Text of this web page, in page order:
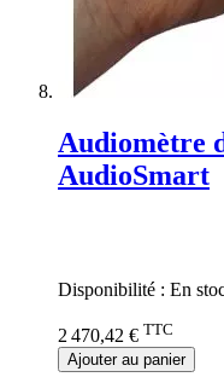
Audiomètre
AudioSmart
Disponibilité : En
2 470,42 € TTC
Ajouter au panier